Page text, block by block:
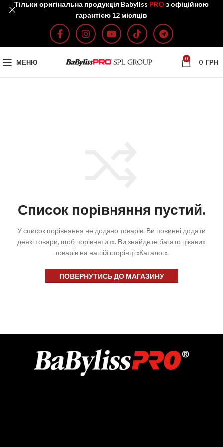
МЕНЮ 0 0 ГРН
Список порівняння пустий.
У список порівняння не додано товарів. Ви повинні додати
деякі товари, щоб порівняти їх. Ви знайдете багато цікавих
товарів на нашій сторінці «Каталог».
ПОВЕРНУТИСЬ ДО МАГАЗИНУ
Тільки оригінальна продукція Babyliss PRO з офіційною
гарантією 12 місяців